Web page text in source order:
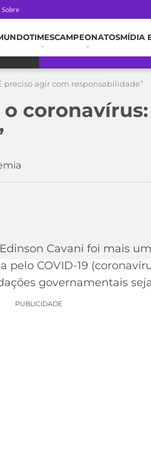
Sobre
TIMESCAMPEONATOSMÍDIA
preciso agir com responsabilidade”
Cavani foi mais
COVID-19
governamentais
PUBLICIDADE